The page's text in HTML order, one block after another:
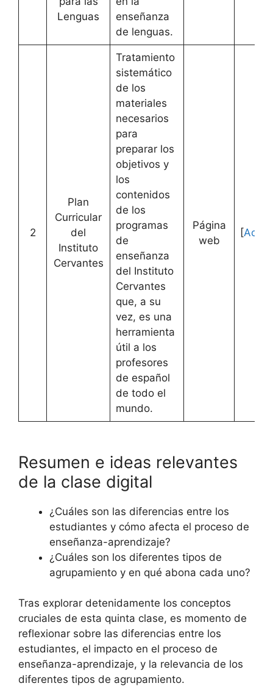
Lenguas
enseñanza
de lenguas.
2
Plan
Curricular
del
Instituto
Cervantes
Tratamiento
sistemático
de los
materiales
necesarios
para
preparar los
objetivos y
los
contenidos
de los
programas
de
enseñanza
del Instituto
Cervantes
que, a su
vez, es una
herramienta
útil a los
profesores
de español
de todo el
mundo.
Página
web
[
Resumen e ideas relevantes
de la clase digital
¿Cuáles son las diferencias entre los
estudiantes y cómo afecta el proceso de
enseñanza-aprendizaje?
¿Cuáles son los diferentes tipos de
agrupamiento y en qué abona cada uno?
Tras explorar detenidamente los conceptos
cruciales de esta quinta clase, es momento de
reflexionar sobre las diferencias entre los
estudiantes, el impacto en el proceso de
enseñanza-aprendizaje, y la relevancia de los
diferentes tipos de agrupamiento.